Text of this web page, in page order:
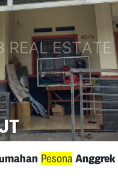
PesonaAnggrek